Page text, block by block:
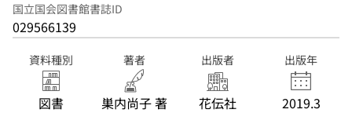
国立国会図書館書誌ID
029566139
資料種別
図書
著者
巣内尚子 著
出版者
花伝社
出版年
2019.3